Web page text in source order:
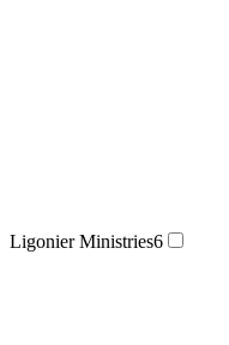
Ligonier Ministries6